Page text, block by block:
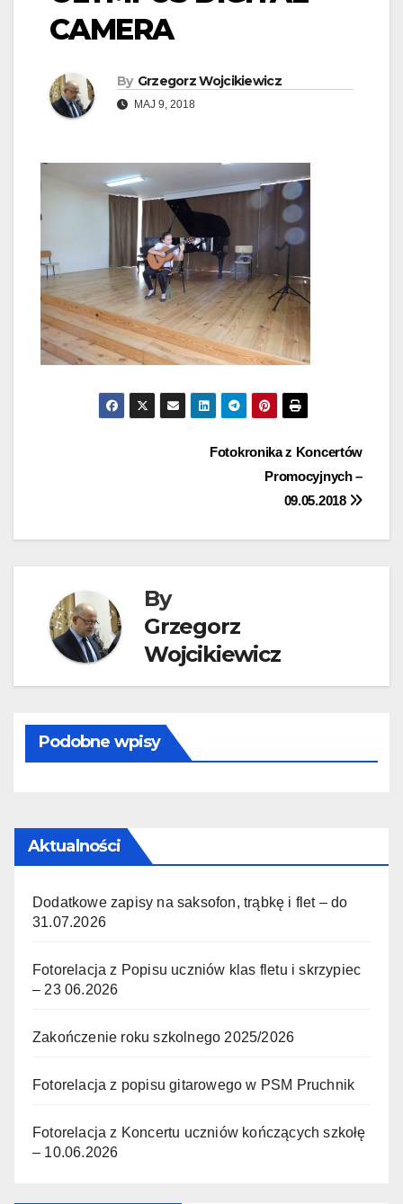
CAMERA
By Grzegorz Wojcikiewicz
MAJ 9, 2018
Fotokronika z Koncertów
Promocyjnych –
09.05.2018
By
Grzegorz
Wojcikiewicz
Podobne wpisy
Aktualności
Dodatkowe zapisy na saksofon, trąbkę i flet – do
31.07.2026
Fotorelacja z Popisu uczniów klas fletu i skrzypiec
– 23 06.2026
Zakończenie roku szkolnego 2025/2026
Fotorelacja z popisu gitarowego w PSM Pruchnik
Fotorelacja z Koncertu uczniów kończących szkołę
– 10.06.2026